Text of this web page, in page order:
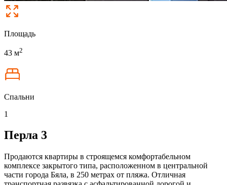
Площадь
43 м2
Спальни
1
Перла 3
Продаются квартиры в строящемся комфортабельном
комплексе закрытого типа, расположенном в центральной
части города Бяла, в 250 метрах от пляжа. Отличная